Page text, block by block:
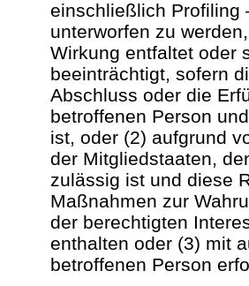
einschließlich
unterworfen zu
Wirkung entfaltet oder
beeinträchtigt, sofern
Abschluss oder die
betroffenen Person
ist, oder (2) aufgrund
der Mitgliedstaaten,
zulässig ist und diese
Maßnahmen zur
der berechtigten
enthalten oder (3) mit
betroffenen Person